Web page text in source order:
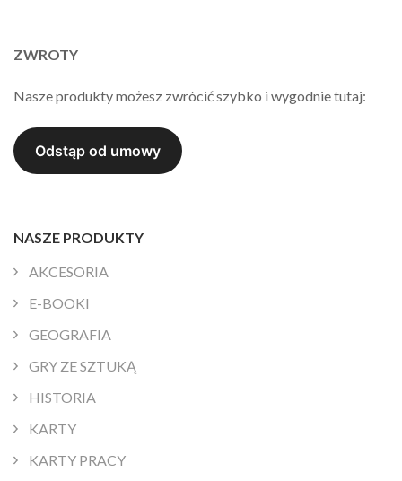
ZWROTY
Nasze produkty możesz zwrócić szybko i wygodnie tutaj:
NASZE PRODUKTY
AKCESORIA
E-BOOKI
GEOGRAFIA
GRY ZE SZTUKĄ
HISTORIA
KARTY
KARTY PRACY